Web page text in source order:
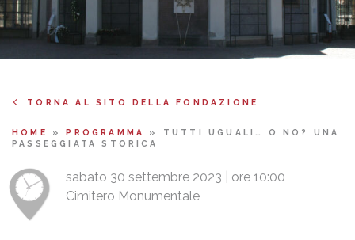
TORNA AL SITO DELLA FONDAZIONE
HOME »PROGRAMMA » TUTTI UGUALI… O NO? UNA
PASSEGGIATA STORICA
sabato 30 settembre 2023 | ore 10:00
Cimitero Monumentale